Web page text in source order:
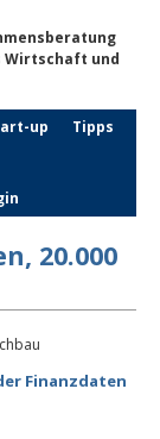
up
Tipps
20.000
Finanzdaten